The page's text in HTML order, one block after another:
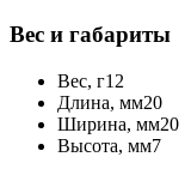
Вес и габариты
Вес, г12
Длина, мм20
Ширина, мм20
Высота, мм7